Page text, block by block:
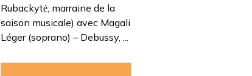
Rubackytė, marraine de la
saison musicale) avec Magali
Léger (soprano) – Debussy, ...